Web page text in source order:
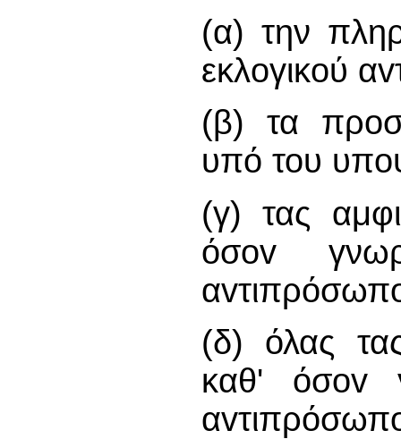
(α) την
εκλoγικoύ
(β) τα
υπό του
(γ) τας
όσov
(δ) όλας
καθ' όσov